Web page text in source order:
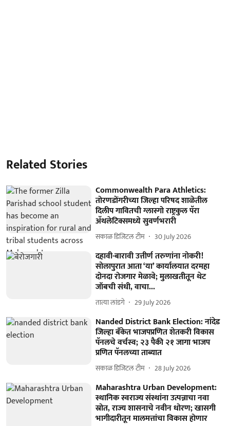
Related Stories
Commonwealth Para Athletics:
तोरणडोंगरीच्या जिल्हा परिषद शाळेतील
दिलीप गावितची ग्लास्गो राष्ट्रकुल पॅरा
अ‍ॅथलेटिक्समध्ये सुवर्णभरारी
सकाळ डिजिटल टीम 30 July 2026
दहावी-बारावी उत्तीर्ण तरुणांना नोकरी!
सोलापुरात आता ‘या’ कार्यालयात दरमहा
दोनदा रोजगार मेळावे; मुलाखतीतून थेट
जॉबची संधी, वाचा...
तात्या लांडगे 29 July 2026
Nanded District Bank Election: नांदेड
जिल्हा बँकेत भाजपप्रणित शेतकरी विकास
पॅनलचे वर्चस्व; २३ पैकी २१ जागा भाजप
प्रणित पॅनलच्या ताब्यात
सकाळ डिजिटल टीम 28 July 2026
Maharashtra Urban Development:
स्थानिक स्वराज्य संस्थांना उत्पन्नाचा नवा
स्रोत, राज्य शासनाचे नवीन धोरण; खासगी
भागीदारीतून मालमत्तांचा विकास होणार